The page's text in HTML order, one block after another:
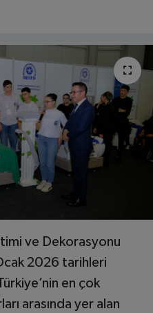
ve Dekorasyonu
2026 tarihleri
en çok
arasında yer alan